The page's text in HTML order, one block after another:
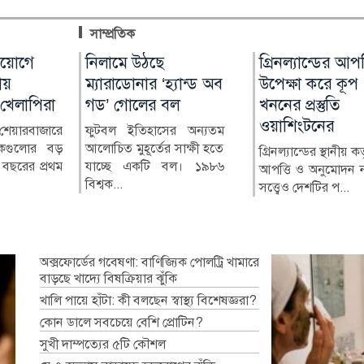
সাম্প্রতিক
খাতে গত
ও শি...
আন্তর্জাতিক আদিবাসী
দিবস ২০২৬ : বৈচিত্র্যে
সমৃদ্ধ বাংলাদেশে মর্যাদা
ও অধিকার চাই
আদিবাসী জনগণের অধিকার
সংরক্ষণ এবং তাদের নানামুখী
চ্যালেঞ্জ সম্পর্কে বিশ্বব্যা...
বিশ্বে প্রথম
ফ্লু টিকা
অনুমোদন
বিশ্বে
মেসেঞ্জার
(এমআরএনএ)
করে তৈরি ফ্...
অব
অন্যতম
হতে
১৯৮৬
গ্রিনল্যান্ডের আপত্তি
উপেক্ষা করে কূপ
খননের প্রস্তুতি
ওয়াশিংটনের
গ্রিনল্যান্ডের স্থানীয় কর্তৃপক্ষের
আপত্তি ও অনুমোদন না থাকা
সত্ত্বেও দেশটির প...
রাশিয়া-ইউক্রেন
পাল্টাপাল্টি
নিহত ৩, আহত
রাশিয়া ও
শনিবার রাতভর
হামলায় অন্তত
ও...
অক্সফোর্ডের গবেষণা: বাণিজ্যিক পোলট্রি খামারে
বাড়ছে খাদ্যে বিষক্রিয়ার ঝুঁকি
খালি পায়ে হাঁটা: কী বলছেন স্বাস্থ্য বিশেষজ্ঞরা?
কোন ডালে সবচেয়ে বেশি প্রোটিন?
সুখী দাম্পত্যের ৫টি কৌশল